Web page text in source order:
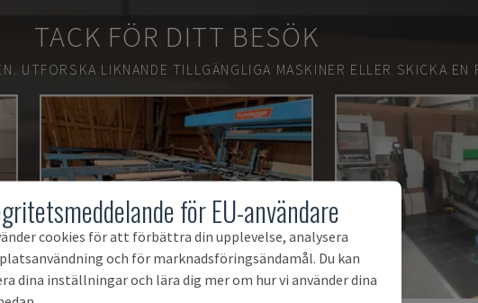
TACK FÖR DITT BESÖK
UTFORSKA LIKNANDE TILLGÄNGLIGA MASKINER ELLER SKICKA EN
för EU-användare
cookies för att förbättra din upplevelse, analysera
och för marknadsföringsändamål. Du kan
dina inställningar och lära dig mer om hur vi använder dina